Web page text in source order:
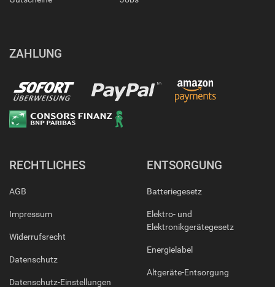
ZAHLUNG
RECHTLICHES
AGB
Impressum
Widerrufsrecht
Datenschutz
Datenschutz-Einstellungen
ENTSORGUNG
Batteriegesetz
Elektro- und
Elektronikgerätegesetz
Energielabel
Altgeräte-Entsorgung